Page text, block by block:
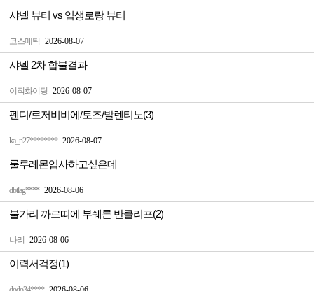
코스메틱 2026-08-07
샤넬 뷰티 vs 입생로랑 뷰티
이직화이팅 2026-08-07
샤넬 2차 합불결과
ka_n27******** 2026-08-07
펜디/로저비비에/토즈/발렌티노(3)
dbtlag**** 2026-08-06
룰루레몬입사하고싶은데
나리 2026-08-06
불가리 까르띠에 부쉐론 반클리프(2)
이력서걱정(1)